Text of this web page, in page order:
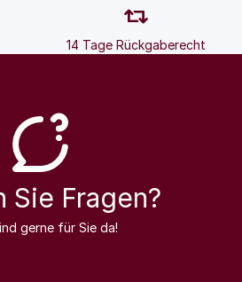
14 Tage Rückgaberecht
Sie Fragen?
gerne für Sie da!